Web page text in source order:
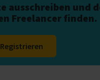
ausschreiben und
Freelancer finden.